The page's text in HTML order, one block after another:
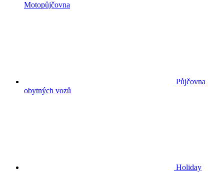
Motopůjčovna
Půjčovna
obytných vozů
Holiday